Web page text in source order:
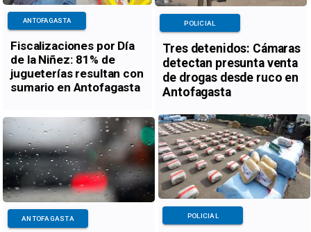
Fiscalizaciones por Día
de la Niñez: 81% de
jugueterías resultan con
sumario en Antofagasta
ANTOFAGASTA
Tres detenidos: Cámaras
detectan presunta venta
de drogas desde ruco en
Antofagasta
POLICIAL
ANTOFAGASTA POLICIAL